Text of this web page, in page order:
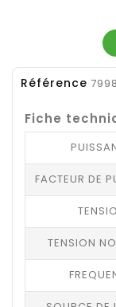
Référence
Fiche
FACTEUR DE
TENSION